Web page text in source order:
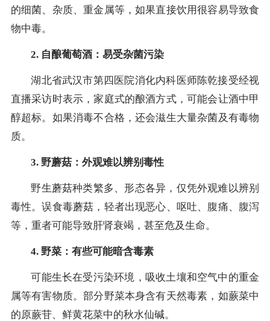
的细菌、杂质、重金属等，如果直接饮用很容易导致食
物中毒。
2. 自酿葡萄酒：易受杂菌污染
湖北省武汉市第四医院消化内科医师陈乾接受经视
直播采访时表示，家庭式的酿酒方式，可能会让酒中甲
醇超标。如果消毒不合格，还会滋生大量杂菌及有毒物
质。
3. 野蘑菇：外观难以辨别毒性
野生蘑菇种类繁多、形态各异，仅凭外观难以辨别
毒性。误食毒蘑菇，轻者出现恶心、呕吐、腹痛、腹泻
等，重者可能导致肝肾衰竭，甚至危及生命。
4. 野菜：有些可能暗含毒素
可能生长在受污染环境，吸收土壤和空气中的重金
属等有害物质。部分野菜本身含有天然毒素，如蕨菜中
的原蕨苷、鲜黄花菜中的秋水仙碱。